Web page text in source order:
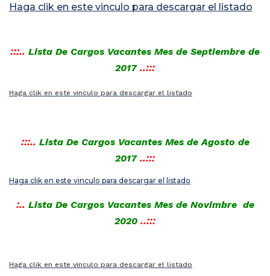
Haga clik en este vinculo para descargar el listado
:::.. Lista De Cargos Vacantes Mes de Septiembre de
2017 ..:::
Haga clik en este vinculo para descargar el listado
:::.. Lista De Cargos Vacantes Mes de Agosto de
2017 ..:::
Haga clik en este vinculo para descargar el listado
:.. Lista De Cargos Vacantes Mes de Novimbre de
2020 ..:::
Haga clik en este vinculo para descargar el listado